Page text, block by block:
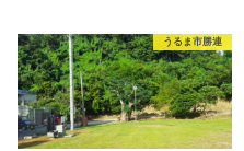
うるま市勝連